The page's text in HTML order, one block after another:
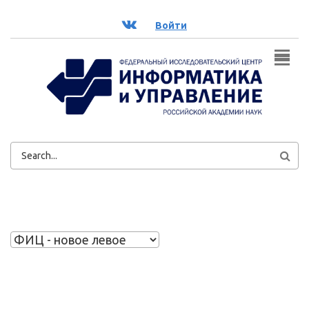
ВК Войти
ФОРМА